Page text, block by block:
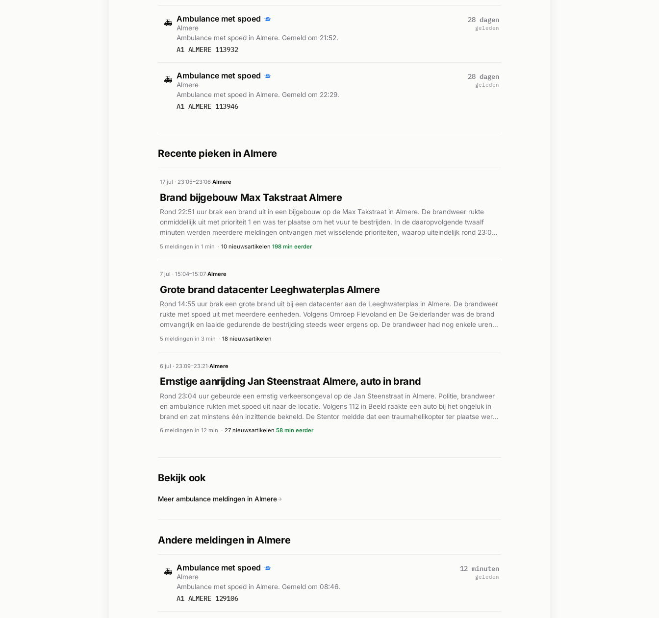
🚑 Ambulance met spoed
Almere
Ambulance met spoed in Almere. Gemeld om 21:52.
A1 ALMERE 113932
28 dagen
geleden
🚑 Ambulance met spoed
Almere
Ambulance met spoed in Almere. Gemeld om 22:29.
A1 ALMERE 113946
28 dagen
geleden
Recente pieken in Almere
17 jul · 23:05–23:06·Almere
Brand bijgebouw Max Takstraat Almere
Rond 22:51 uur brak een brand uit in een bijgebouw op de Max Takstraat in Almere. De brandweer rukte
onmiddellijk uit met prioriteit 1 en was ter plaatse om het vuur te bestrijden. In de daaropvolgende twaalf
minuten werden meerdere meldingen ontvangen met wisselende prioriteiten, waarop uiteindelijk rond 23:03
uur het alarm werd ingetrokken. Volgens de Stentor was het incident onder controle gebracht. Het incident
5 meldingen in 1 min · 10 nieuwsartikelen 198 min eerder
7 jul · 15:04–15:07·Almere
Grote brand datacenter Leeghwaterplas Almere
Rond 14:55 uur brak een grote brand uit bij een datacenter aan de Leeghwaterplas in Almere. De brandweer
rukte met spoed uit met meerdere eenheden. Volgens Omroep Flevoland en De Gelderlander was de brand
omvangrijk en laaide gedurende de bestrijding steeds weer ergens op. De brandweer had nog enkele uren
nodig om de brand volledig onder controle te krijgen. De Veiligheidsregio stuurde een NL-Alert uit. Uiteindelijk
5 meldingen in 3 min · 18 nieuwsartikelen
6 jul · 23:09–23:21·Almere
Ernstige aanrijding Jan Steenstraat Almere, auto in brand
Rond 23:04 uur gebeurde een ernstig verkeersongeval op de Jan Steenstraat in Almere. Politie, brandweer
en ambulance rukten met spoed uit naar de locatie. Volgens 112 in Beeld raakte een auto bij het ongeluk in
brand en zat minstens één inzittende bekneld. De Stentor meldde dat een traumahelikopter ter plaatse werd
gealarmeerd. Omroep Flevoland berichtte dat er ernstig gewonden vielen en dat de inzittenden van het
6 meldingen in 12 min · 27 nieuwsartikelen 58 min eerder
Bekijk ook
Meer ambulance meldingen in Almere→
Andere meldingen in Almere
🚑 Ambulance met spoed
Almere
Ambulance met spoed in Almere. Gemeld om 08:46.
A1 ALMERE 129106
12 minuten
geleden